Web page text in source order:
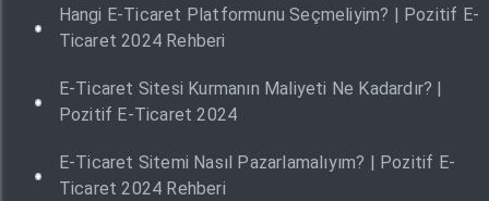
Hangi E-Ticaret Platformunu Seçmeliyim? | Pozitif E-
Ticaret 2024 Rehberi
E-Ticaret Sitesi Kurmanın Maliyeti Ne Kadardır? |
Pozitif E-Ticaret 2024
E-Ticaret Sitemi Nasıl Pazarlamalıyım? | Pozitif E-
Ticaret 2024 Rehberi